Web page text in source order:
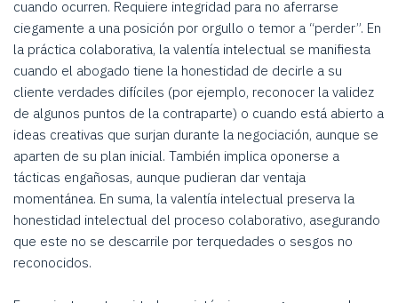
cuando ocurren. Requiere integridad para no aferrarse
ciegamente a una posición por orgullo o temor a “perder”. En
la práctica colaborativa, la valentía intelectual se manifiesta
cuando el abogado tiene la honestidad de decirle a su
cliente verdades difíciles (por ejemplo, reconocer la validez
de algunos puntos de la contraparte) o cuando está abierto a
ideas creativas que surjan durante la negociación, aunque se
aparten de su plan inicial. También implica oponerse a
tácticas engañosas, aunque pudieran dar ventaja
momentánea. En suma, la valentía intelectual preserva la
honestidad intelectual del proceso colaborativo, asegurando
que este no se descarrile por terquedades o sesgos no
reconocidos.